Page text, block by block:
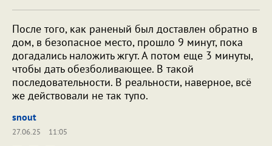
После того, как раненый был доставлен обратно в
дом, в безопасное место, прошло 9 минут, пока
догадались наложить жгут. А потом еще 3 минуты,
чтобы дать обезболивающее. В такой
последовательности. В реальности, наверное, всё
же действовали не так тупо.
snout
27.06.25
11:05